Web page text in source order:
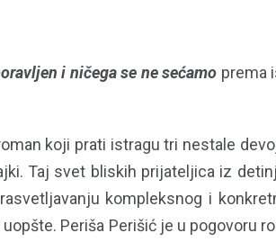
i ničega se ne sećamo prema
koji prati istragu tri nestale
Taj svet bliskih prijateljica iz
kompleksnog i
Periša Perišić je u pogovoru